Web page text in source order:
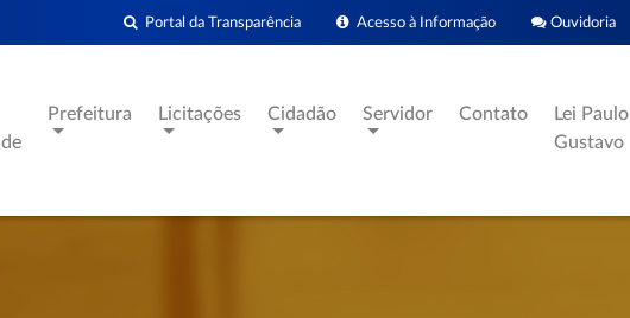
Ouvidoria
Acesso à Informação
Portal da Transparência
Prefeitura Licitações Cidadão Servidor Contato
Lei Paulo
Gustavo